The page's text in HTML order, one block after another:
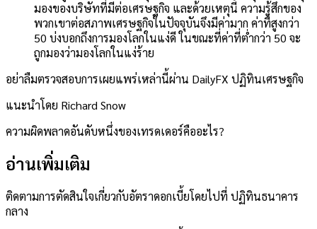
มองของบริษัทที่มีต่อเศรษฐกิจ และด้วยเหตุนี้ ความรู้สึกของ
พวกเขาต่อสภาพเศรษฐกิจในปัจจุบันจึงมีค่ามาก ค่าที่สูงกว่า
50 บ่งบอกถึงการมองโลกในแง่ดี ในขณะที่ค่าที่ต่ำกว่า 50 จะ
ถูกมองว่ามองโลกในแง่ร้าย
อย่าลืมตรวจสอบการเผยแพร่เหล่านี้ผ่าน DailyFX ปฏิทินเศรษฐกิจ
แนะนำโดย Richard Snow
ความผิดพลาดอันดับหนึ่งของเทรดเดอร์คืออะไร?
อ่านเพิ่มเติม
ติดตามการตัดสินใจเกี่ยวกับอัตราดอกเบี้ยโดยไปที่ ปฏิทินธนาคาร
กลาง